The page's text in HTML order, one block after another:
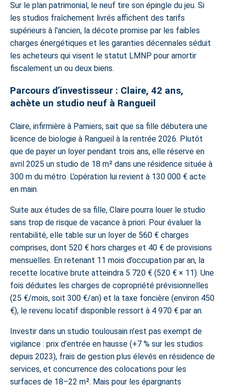
Sur le plan patrimonial, le neuf tire son épingle du jeu. Si
les studios fraîchement livrés affichent des tarifs
supérieurs à l'ancien, la décote promise par les faibles
charges énergétiques et les garanties décennales séduit
les acheteurs qui visent le statut LMNP pour amortir
fiscalement un ou deux biens.
Parcours d’investisseur : Claire, 42 ans,
achète un studio neuf à Rangueil
Claire, infirmière à Pamiers, sait que sa fille débutera une
licence de biologie à Rangueil à la rentrée 2026. Plutôt
que de payer un loyer pendant trois ans, elle réserve en
avril 2025 un studio de 18 m² dans une résidence située à
300 m du métro. L’opération lui revient à 130 000 € acte
en main.
Suite aux études de sa fille, Claire pourra louer le studio
sans trop de risque de vacance à priori. Pour évaluer la
rentabilité, elle table sur un loyer de 560 € charges
comprises, dont 520 € hors charges et 40 € de provisions
mensuelles. En retenant 11 mois d’occupation par an, la
recette locative brute atteindra 5 720 € (520 € × 11). Une
fois déduites les charges de copropriété prévisionnelles
(25 €/mois, soit 300 €/an) et la taxe foncière (environ 450
€), le revenu locatif disponible ressort à 4 970 € par an.
Investir dans un studio toulousain n’est pas exempt de
vigilance : prix d’entrée en hausse (+7 % sur les studios
depuis 2023), frais de gestion plus élevés en résidence de
services, et concurrence des colocations pour les
surfaces de 18–22 m². Mais pour les épargnants